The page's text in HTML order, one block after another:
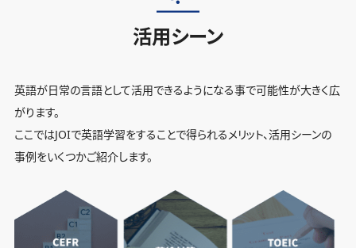
活用シーン
英語が日常の言語として活用できるようになる事で可能性が大きく広
がります。
ここではJOIで英語学習をすることで得られるメリット、活用シーンの
事例をいくつかご紹介します。